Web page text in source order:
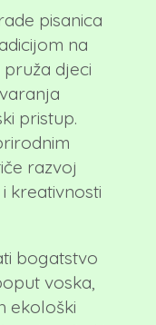
pisanica
na
pruža djeci
pristup.
razvoj
kreativnosti
bogatstvo
voska,
ekološki